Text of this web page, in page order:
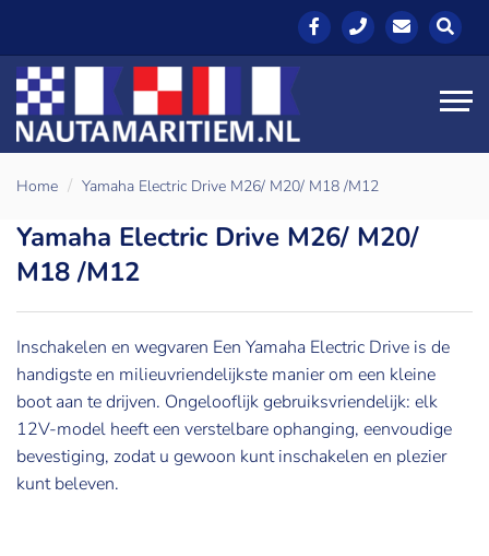
Home Yamaha Electric Drive M26/ M20/ M18 /M12
Yamaha Electric Drive M26/ M20/
M18 /M12
Inschakelen en wegvaren Een Yamaha Electric Drive is de
handigste en milieuvriendelijkste manier om een kleine
boot aan te drijven. Ongelooflijk gebruiksvriendelijk: elk
12V-model heeft een verstelbare ophanging, eenvoudige
bevestiging, zodat u gewoon kunt inschakelen en plezier
kunt beleven.